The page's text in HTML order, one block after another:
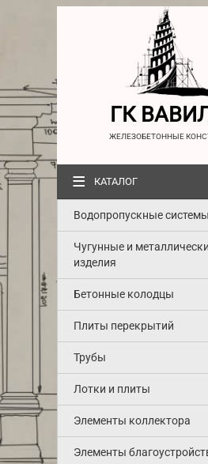
ГК
ЖЕЛЕЗОБЕТОННЫЕ
≡ КАТАЛОГ
Водопропускные системы
Чугунные и
изделия
Бетонные колодцы
Плиты перекрытий
Трубы
Лотки и плиты
Элементы коллектора
Элементы